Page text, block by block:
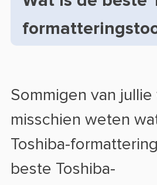
Sommigen van jullie
misschien weten
Toshiba-
beste Toshiba-